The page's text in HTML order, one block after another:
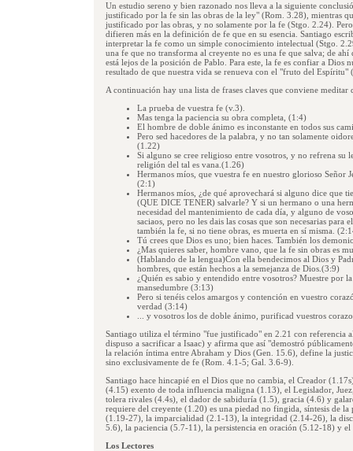
Un estudio sereno y bien razonado nos lleva a la siguiente
justificado por la fe sin las obras de la ley" (Rom. 3.28), mientras
justificado por las obras, y no solamente por la fe (Stgo. 2.24).
difieren más en la definición de fe que en su esencia. Santiago
interpretar la fe como un simple conocimiento intelectual (Stgo.
una fe que no transforma al creyente no es una fe que salva; de
está lejos de la posición de Pablo. Para este, la fe es confiar a Dios
resultado de que nuestra vida se renueva con el "fruto del Espíritu"
A continuación hay una lista de frases claves que conviene meditar
La prueba de vuestra fe (v.3).
Mas tenga la paciencia su obra completa, (1:4)
El hombre de doble ánimo es inconstante en todos sus
Pero sed hacedores de la palabra, y no tan solamente
(1.22)
Si alguno se cree religioso entre vosotros, y no refrena su
religión del tal es vana.(1.26)
Hermanos míos, que vuestra fe en nuestro glorioso Señor
(2:1)
Hermanos míos, ¿de qué aprovechará si alguno dice que
(QUE DICE TENER) salvarle? Y si un hermano o una
necesidad del mantenimiento de cada día, y alguno de
saciaos, pero no les dais las cosas que son necesarias para
también la fe, si no tiene obras, es muerta en sí misma.
Tú crees que Dios es uno; bien haces. También los
¿Mas quieres saber, hombre vano, que la fe sin obras es
(Hablando de la lengua)Con ella bendecimos al Dios y
hombres, que están hechos a la semejanza de Dios.(3:9)
¿Quién es sabio y entendido entre vosotros? Muestre por
mansedumbre (3:13)
Pero si tenéis celos amargos y contención en vuestro
verdad (3:14)
... y vosotros los de doble ánimo, purificad vuestros
Santiago utiliza el término "fue justificado" en 2.21 con referencia
dispuso a sacrificar a Isaac) y afirma que así "demostró
la relación íntima entre Abraham y Dios (Gen. 15.6), define la
sino exclusivamente de fe (Rom. 4.1-5; Gal. 3.6-9).
Santiago hace hincapié en el Dios que no cambia, el Creador
(4.15) exento de toda influencia maligna (1.13), el Legislador,
tolera rivales (4.4s), el dador de sabiduría (1.5), gracia (4.6) y
requiere del creyente (1.20) es una piedad no fingida, síntesis de
(1.19-27), la imparcialidad (2.1-13), la integridad (2.14-26), la
5.6), la paciencia (5.7-11), la persistencia en oración (5.12-18) y el
Los Lectores